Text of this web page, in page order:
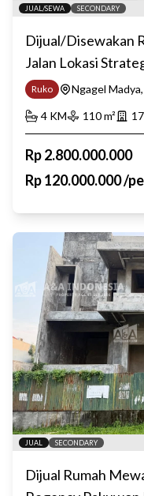
JUAL/SEWA SECONDARY
Dijual/Disewakan
Jalan Lokasi
Ruko
Ngagel Madya,
4 KM 110m²
Rp2.800.000.000
Rp120.000.000/
JUAL SECONDARY
Dijual Rumah